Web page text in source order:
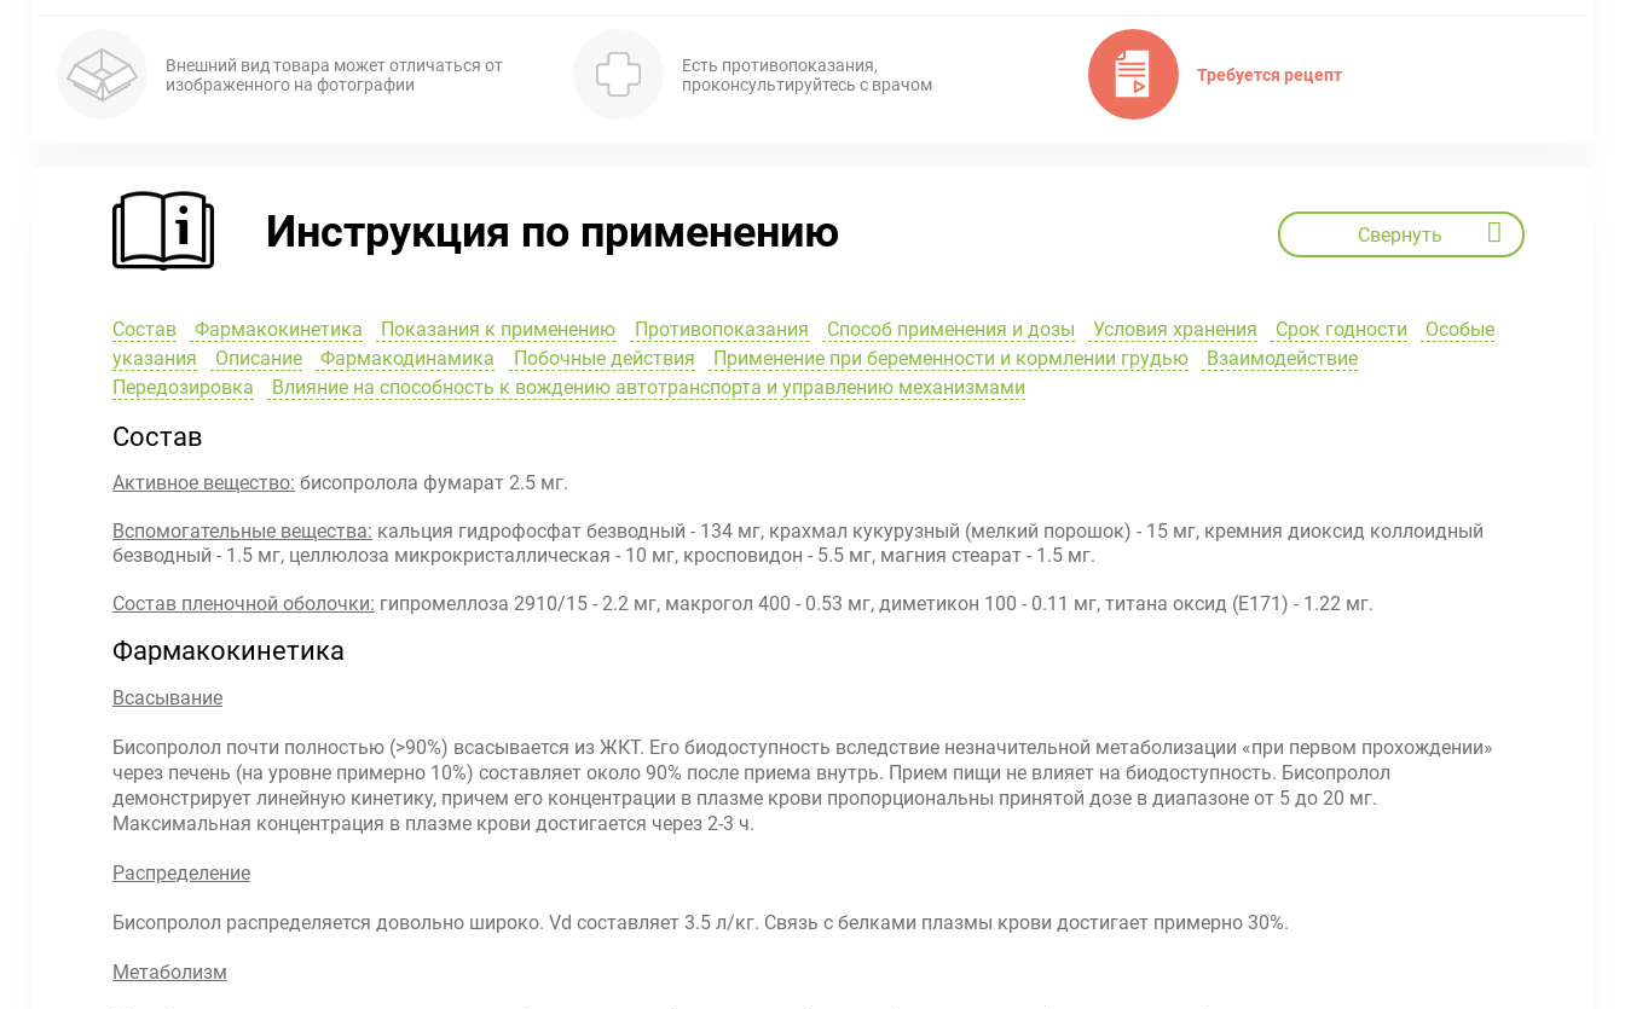
Внешний вид товара может отличаться от
изображенного на фотографии
Есть противопоказания,
проконсультируйтесь с врачом
Требуется рецепт
Инструкция по применению Свернуть
Состав Фармакокинетика Показания к применению Противопоказания Способ применения и дозы Условия хранения Срок годности
Особые
указания
Описание Фармакодинамика Побочные действия Применение при беременности и кормлении грудью
Взаимодействие
Передозировка
Влияние на способность к вождению автотранспорта и управлению механизмами
Состав
Активное вещество: бисопролола фумарат 2.5 мг.
Вспомогательные вещества: кальция гидрофосфат безводный - 134 мг, крахмал кукурузный (мелкий порошок) - 15 мг, кремния диоксид коллоидный
безводный - 1.5 мг, целлюлоза микрокристаллическая - 10 мг, кросповидон - 5.5 мг, магния стеарат - 1.5 мг.
Состав пленочной оболочки: гипромеллоза 2910/15 - 2.2 мг, макрогол 400 - 0.53 мг, диметикон 100 - 0.11 мг, титана оксид (Е171) - 1.22 мг.
Фармакокинетика
Всасывание
Бисопролол почти полностью (>90%) всасывается из ЖКТ. Его биодоступность вследствие незначительной метаболизации «при первом прохождении»
через печень (на уровне примерно 10%) составляет около 90% после приема внутрь. Прием пищи не влияет на биодоступность. Бисопролол
демонстрирует линейную кинетику, причем его концентрации в плазме крови пропорциональны принятой дозе в диапазоне от 5 до 20 мг.
Максимальная концентрация в плазме крови достигается через 2-3 ч.
Распределение
Бисопролол распределяется довольно широко. Vd составляет 3.5 л/кг. Связь с белками плазмы крови достигает примерно 30%.
Метаболизм